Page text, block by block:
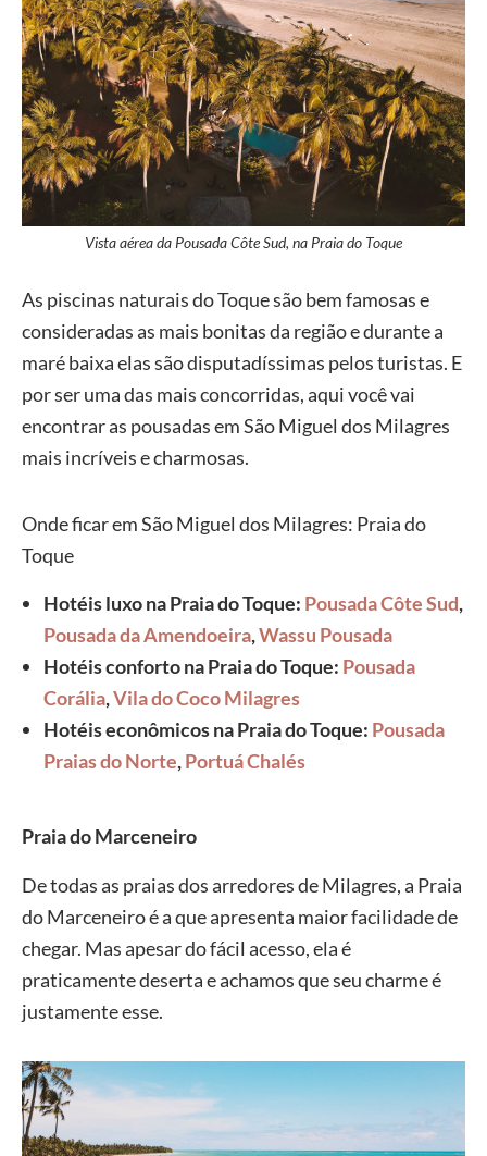
Vista aérea da Pousada Côte Sud, na Praia do Toque
As piscinas naturais do Toque são bem famosas e
consideradas as mais bonitas da região e durante a
maré baixa elas são disputadíssimas pelos turistas. E
por ser uma das mais concorridas, aqui você vai
encontrar as pousadas em São Miguel dos Milagres
mais incríveis e charmosas.
Onde ficar em São Miguel dos Milagres: Praia do
Toque
Hotéis luxo na Praia do Toque: Pousada Côte Sud,
Pousada da Amendoeira,Wassu Pousada
Hotéis conforto na Praia do Toque: Pousada
Corália,Vila do Coco Milagres
Hotéis econômicos na Praia do Toque: Pousada
Praias do Norte,Portuá Chalés
Praia do Marceneiro
De todas as praias dos arredores de Milagres, a Praia
do Marceneiro é a que apresenta maior facilidade de
chegar. Mas apesar do fácil acesso, ela é
praticamente deserta e achamos que seu charme é
justamente esse.